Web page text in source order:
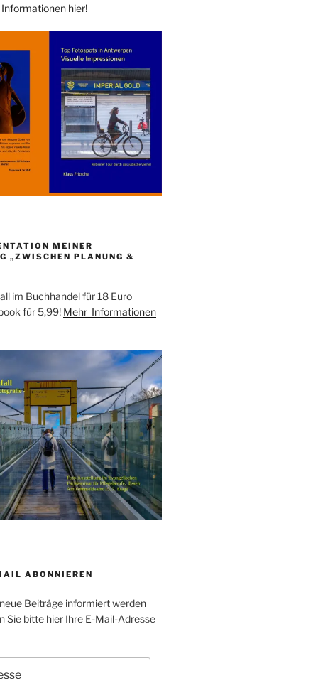
hier!
MEINER
„ZWISCHEN PLANUNG &
im Buchhandel für 18 Euro
für 5,99! Mehr Informationen
ABONNIEREN
Beiträge informiert werden
Sie bitte hier Ihre E-Mail-Adresse